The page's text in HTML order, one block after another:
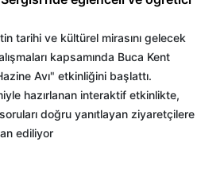
tarihi ve kültürel mirasını gelecek
kapsamında Buca Kent
Avı" etkinliğini başlattı.
hazırlanan interaktif etkinlikte,
doğru yanıtlayan ziyaretçilere
ediliyor